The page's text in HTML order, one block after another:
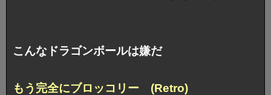
こんなドラゴンボールは嫌だ
もう完全にブロッコリー (Retro)